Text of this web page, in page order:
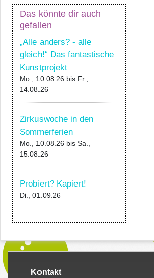
Das könnte dir auch
gefallen
„Alle anders? - alle
gleich!“ Das fantastische
Kunstprojekt
Mo., 10.08.26 bis Fr.,
14.08.26
Zirkuswoche in den
Sommerferien
Mo., 10.08.26 bis Sa.,
15.08.26
Probiert? Kapiert!
Di., 01.09.26
Kontakt